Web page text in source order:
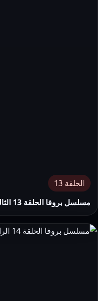
الحلقة 13
مسلسل بروفا الحلقة 13 الثالثة عشر